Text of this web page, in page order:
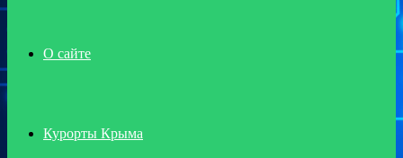
О сайте
Курорты Крыма